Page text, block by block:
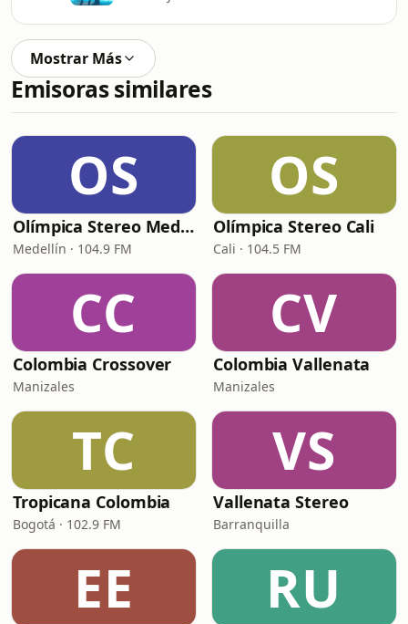
Mostrar Más
Emisoras similares
OS
Olímpica Stereo Medellín
Medellín · 104.9 FM
OS
Olímpica Stereo Cali
Cali · 104.5 FM
CC
Colombia Crossover
Manizales
CV
Colombia Vallenata
Manizales
TC
Tropicana Colombia
Bogotá · 102.9 FM
VS
Vallenata Stereo
Barranquilla
EE RU